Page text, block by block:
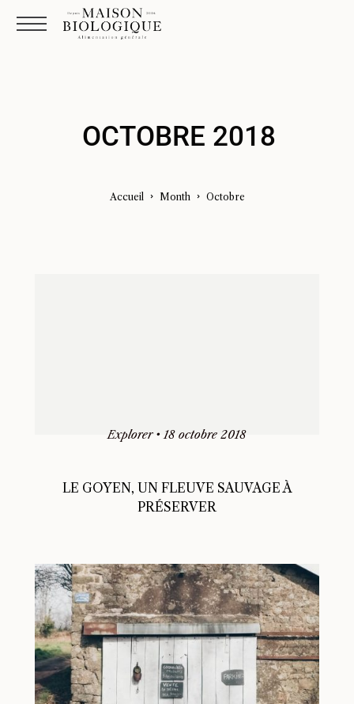
OCTOBRE 2018
Accueil Month octobre
Explorer • 18 octobre 2018
LE GOYEN, UN FLEUVE SAUVAGE À
PRÉSERVER